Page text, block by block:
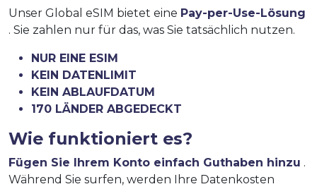
Unser Global eSIM bietet eine Pay-per-Use-Lösung
. Sie zahlen nur für das, was Sie tatsächlich nutzen.
NUR EINE ESIM
KEIN DATENLIMIT
KEIN ABLAUFDATUM
170 LÄNDER ABGEDECKT
Wie funktioniert es?
Fügen Sie Ihrem Konto einfach Guthaben hinzu .
Während Sie surfen, werden Ihre Datenkosten